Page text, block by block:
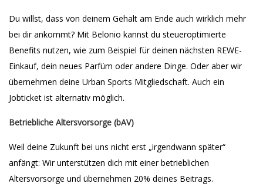
Du willst, dass von deinem Gehalt am Ende auch wirklich mehr
bei dir ankommt? Mit Belonio kannst du steueroptimierte
Benefits nutzen, wie zum Beispiel für deinen nächsten REWE-
Einkauf, dein neues Parfüm oder andere Dinge. Oder aber wir
übernehmen deine Urban Sports Mitgliedschaft. Auch ein
Jobticket ist alternativ möglich.
Betriebliche Altersvorsorge (bAV)
Weil deine Zukunft bei uns nicht erst „irgendwann später“
anfängt: Wir unterstützen dich mit einer betrieblichen
Altersvorsorge und übernehmen 20% deines Beitrags.